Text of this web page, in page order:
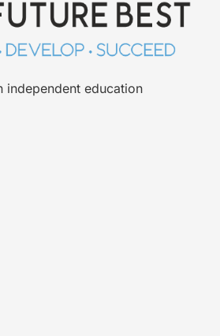
independent education